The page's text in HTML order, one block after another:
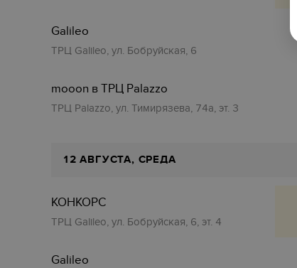
Galileo
ТРЦ Galileo, ул. Бобруйская, 6
mooon в ТРЦ Palazzo
ТРЦ Palazzo, ул. Тимирязева, 74а, эт. 3
12 АВГУСТА, СРЕДА
КОНКОРС
ТРЦ Galileo, ул. Бобруйская, 6, эт. 4
Galileo